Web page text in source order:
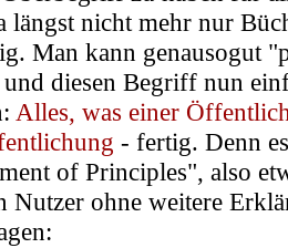
längst nicht mehr nur
Man kann genausogut
und diesen Begriff nun
Alles, was einer
- fertig. Denn
of Principles", also
Nutzer ohne weitere